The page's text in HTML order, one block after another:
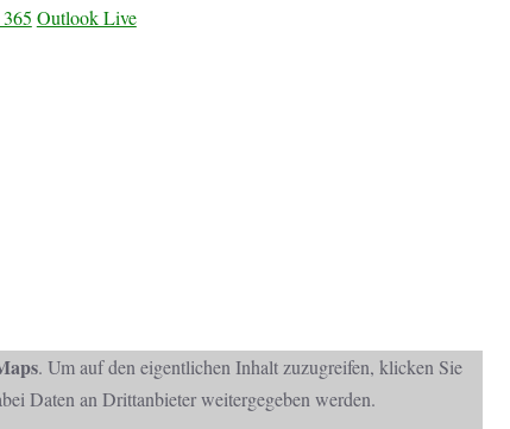
Outlook Live
. Um auf den eigentlichen Inhalt zuzugreifen, klicken Sie
Daten an Drittanbieter weitergegeben werden.